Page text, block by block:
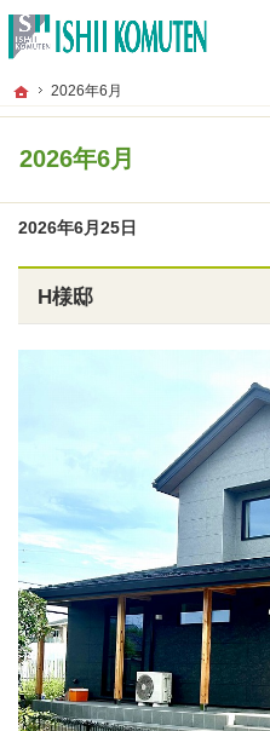
ホーム
2026年6月
2026年6月
プロの目線からご提案。東京都府中市
東京都府中市の新築・注文住宅・新築
2026年6月25日
H様邸